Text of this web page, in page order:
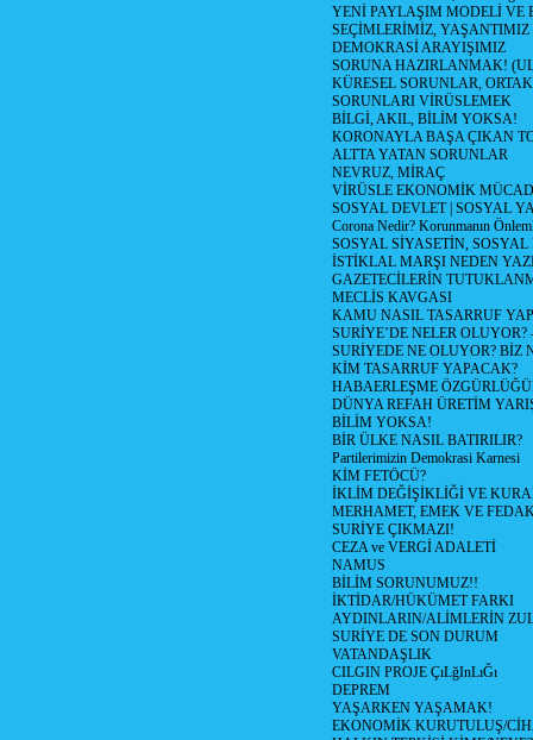
YENİ PAYLAŞIM MODELİ VE
SEÇİMLERİMİZ, YAŞANTIMIZ
DEMOKRASİ ARAYIŞIMIZ
SORUNA HAZIRLANMAK!
KÜRESEL SORUNLAR,
SORUNLARI VİRÜSLEMEK
BİLGİ, AKIL, BİLİM YOKSA!
KORONAYLA BAŞA ÇIKAN
ALTTA YATAN SORUNLAR
NEVRUZ, MİRAÇ
VİRÜSLE EKONOMİK
SOSYAL DEVLET | SOSYAL
Corona Nedir? Korunmanın
SOSYAL SİYASETİN,
İSTİKLAL MARŞI NEDEN
GAZETECİLERİN
MECLİS KAVGASI
KAMU NASIL TASARRUF
SURİYE’DE NELER OLUYOR?
SURİYEDE NE OLUYOR? BİZ
KİM TASARRUF YAPACAK?
HABAERLEŞME
DÜNYA REFAH ÜRETİM
BİLİM YOKSA!
BİR ÜLKE NASIL BATIRILIR?
Partilerimizin Demokrasi Karnesi
KİM FETÖCÜ?
İKLİM DEĞİŞİKLİĞİ VE
MERHAMET, EMEK VE
SURİYE ÇIKMAZI!
CEZA ve VERGİ ADALETİ
NAMUS
BİLİM SORUNUMUZ!!
İKTİDAR/HÜKÜMET FARKI
AYDINLARIN/ALİMLERİN
SURİYE DE SON DURUM
VATANDAŞLIK
CILGIN PROJE ÇıLğInLıĞı
DEPREM
YAŞARKEN YAŞAMAK!
EKONOMİK KURUTULUŞ/